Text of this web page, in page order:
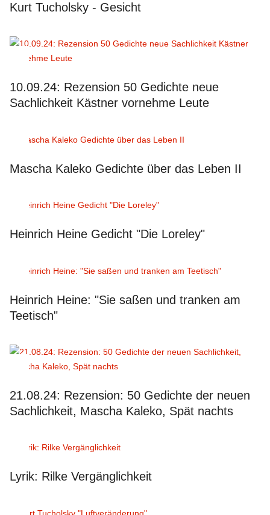
Kurt Tucholsky - Gesicht
10.09.24: Rezension 50 Gedichte neue
Sachlichkeit Kästner vornehme Leute
Mascha Kaleko Gedichte über das Leben II
Heinrich Heine Gedicht "Die Loreley"
Heinrich Heine: "Sie saßen und tranken am
Teetisch"
21.08.24: Rezension: 50 Gedichte der neuen
Sachlichkeit, Mascha Kaleko, Spät nachts
Lyrik: Rilke Vergänglichkeit